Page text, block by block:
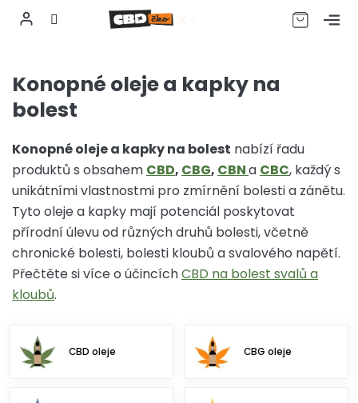
obsah
CZK
Konopné oleje a kapky na
bolest
Konopné oleje a kapky na bolest nabízí řadu
produktů s obsahem CBD, CBG, CBNa CBC, každý s
unikátními vlastnostmi pro zmírnění bolesti a zánětu.
Tyto oleje a kapky mají potenciál poskytovat
přírodní úlevu od různých druhů bolesti, včetně
chronické bolesti, bolesti kloubů a svalového napětí.
Přečtěte si více o účincíchCBD na bolest svalů a
kloubů.
CBD oleje CBG oleje